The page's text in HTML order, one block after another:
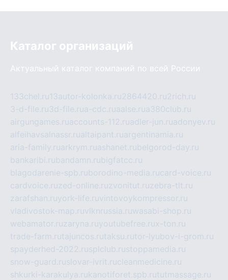
Каталог организаций
Актуальный каталог компаний по всей России
133chel.ru13autor-kolonka.ru2864420.ru2rich.ru
3-d-file.ru3d-file.rua-cdc.ruaalse.rua380club.ru
airgungames.ruaccounts-112.ruadler-jun.ruadonyev.ru
alfeihavsalnassr.rualtaipant.ruargentinamia.ru
aria-family.ruarkrym.ruashanet.rubelgorod-day.ru
bankaribi.rubandamn.rubigfatcc.ru
blagodarenie-spb.ruborodino-media.rucard-voice.ru
cardvoice.ruzed-online.ruzvonitut.ruzebra-tlt.ru
zarafshan.ruyork-life.ruvintovoykompressor.ru
vladivostok-map.ruvlknrussia.ruwasabi-shop.ru
webamator.ruzaryna.ruyoutubefree.rux-ton.ru
trade-farm.rutajuncos.rutaksu.rutor-lyubov-i-grom.ru
spayderhed-2022.rusplclub.rustoppamedia.ru
snow-guard.ruslovar-ivrit.rucleanmedicine.ru
shkurki-karakulya.rukanotiforet.spb.rututmassage.ru